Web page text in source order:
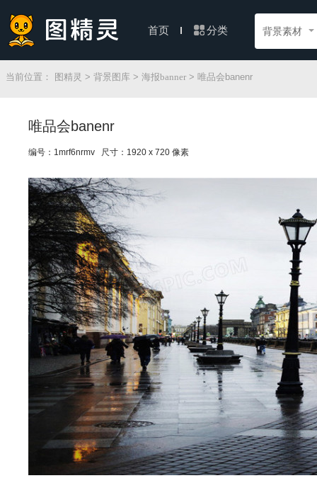
首页 分类 背景素材
当前位置： 图精灵 > 背景图库 > 海报banner > 唯品会banenr
唯品会banenr
编号：1mrf6nrmv 尺寸：1920 x 720 像素